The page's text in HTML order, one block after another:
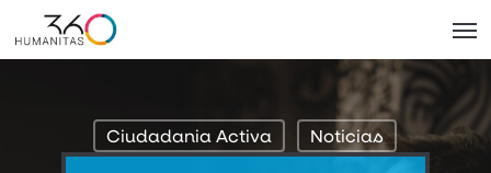
to
Ciudadania Activa Noticias